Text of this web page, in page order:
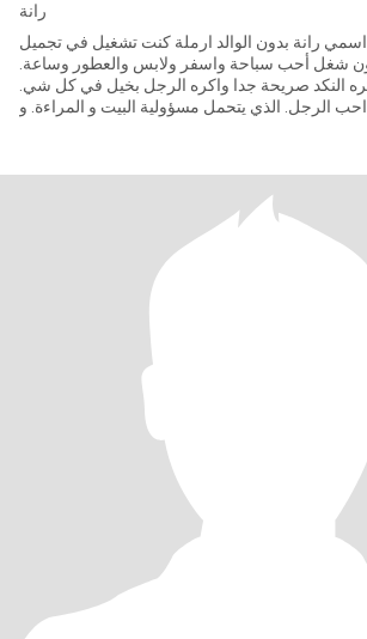
رانة
حادة في هذا الموقع اسمي رانة بدون الوالد ارملة كنت تشغيل في تجميل
وهلا في البيت بدون شغل أحب سباحة واسفر ولابس والعطور وساعة.
واكره الكذب. واكره النكد صريحة جدا واكره الرجل بخيل في كل شي.
احب الرجل. الذي يتحمل مسؤولية البيت و المراءة. و